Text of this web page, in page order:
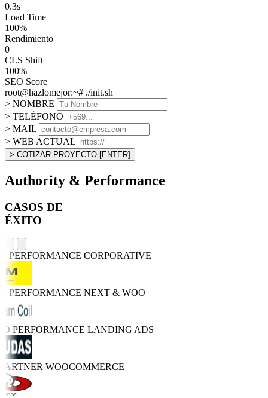
0.3s
Load Time
100%
Rendimiento
0
CLS Shift
100%
SEO Score
root@hazlomejor:~# ./init.sh
> NOMBRE
> TELÉFONO
> MAIL
> WEB ACTUAL
> COTIZAR PROYECTO [ENTER]
Authority & Performance
CASOS DE
ÉXITO
PERFORMANCECORPORATIVE
PERFORMANCENEXT & WOO
PERFORMANCELANDING ADS
WOOCOMMERCE